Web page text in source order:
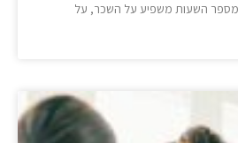
השעות משפיע על השכר, על